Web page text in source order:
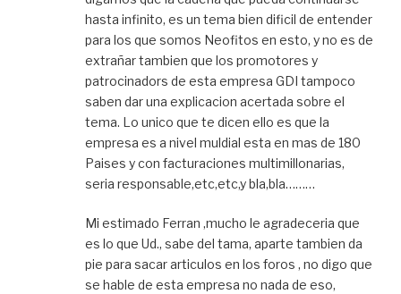
hasta infinito, es un tema bien dificil de entender
para los que somos Neofitos en esto, y no es de
extrañar tambien que los promotores y
patrocinadors de esta empresa GDI tampoco
saben dar una explicacion acertada sobre el
tema. Lo unico que te dicen ello es que la
empresa es a nivel muldial esta en mas de 180
Paises y con facturaciones multimillonarias,
seria responsable,etc,etc,y bla,bla………
Mi estimado Ferran ,mucho le agradeceria que
es lo que Ud., sabe del tama, aparte tambien da
pie para sacar articulos en los foros , no digo que
se hable de esta empresa no nada de eso,